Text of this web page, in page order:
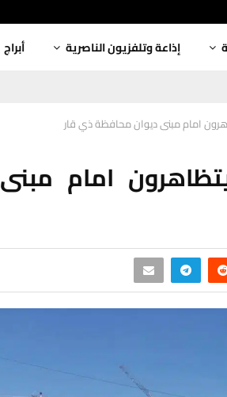
إذاعة وتلفزيون الناصرية أبراج
امام مبنى ديوان محافظة ذي قار
امام